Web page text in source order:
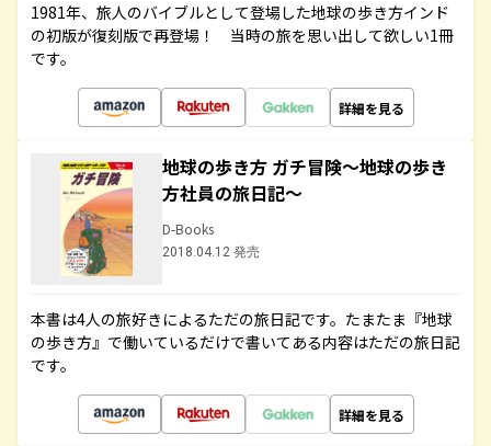
1981年、旅人のバイブルとして登場した地球の歩き方インド
の初版が復刻版で再登場！ 当時の旅を思い出して欲しい1冊
です。
詳細を見る
地球の歩き方 ガチ冒険～地球の歩き
方社員の旅日記～
D-Books
2018.04.12 発売
本書は4人の旅好きによるただの旅日記です。たまたま『地球
の歩き方』で働いているだけで書いてある内容はただの旅日記
です。
詳細を見る